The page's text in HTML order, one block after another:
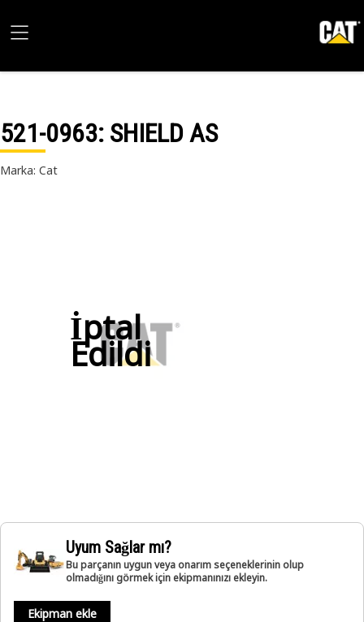
521-0963: SHIELD AS
Marka: Cat
İptal
Edildi
Uyum Sağlar mı?
Bu parçanın uygun veya onarım seçeneklerinin olup
olmadığını görmek için ekipmanınızı ekleyin.
Ekipman ekle